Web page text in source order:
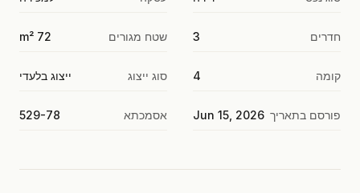
חדרים 3 שטח מגורים 72 m²
קומה 4 סוג ייצוג ייצוג בלעדי
פורסם בתאריך Jun 15, 2026 אסמכתא 529-78